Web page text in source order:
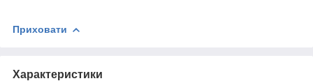
Приховати
Характеристики